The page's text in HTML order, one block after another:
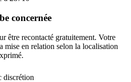
concernée
être recontacté gratuitement. Votre
mise en relation selon la localisation
discrétion